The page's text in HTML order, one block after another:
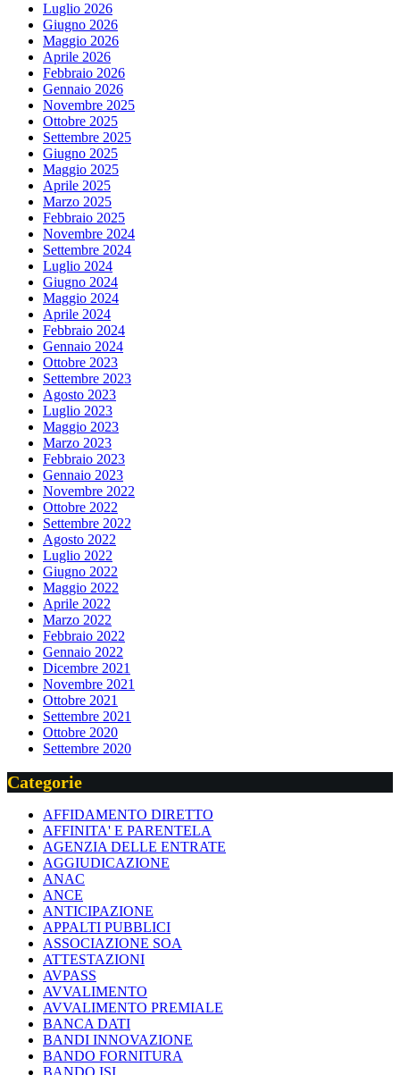
Luglio 2026
Giugno 2026
Maggio 2026
Aprile 2026
Febbraio 2026
Gennaio 2026
Novembre 2025
Ottobre 2025
Settembre 2025
Giugno 2025
Maggio 2025
Aprile 2025
Marzo 2025
Febbraio 2025
Novembre 2024
Settembre 2024
Luglio 2024
Giugno 2024
Maggio 2024
Aprile 2024
Febbraio 2024
Gennaio 2024
Ottobre 2023
Settembre 2023
Agosto 2023
Luglio 2023
Maggio 2023
Marzo 2023
Febbraio 2023
Gennaio 2023
Novembre 2022
Ottobre 2022
Settembre 2022
Agosto 2022
Luglio 2022
Giugno 2022
Maggio 2022
Aprile 2022
Marzo 2022
Febbraio 2022
Gennaio 2022
Dicembre 2021
Novembre 2021
Ottobre 2021
Settembre 2021
Ottobre 2020
Settembre 2020
Categorie
AFFIDAMENTO DIRETTO
AFFINITA' E PARENTELA
AGENZIA DELLE ENTRATE
AGGIUDICAZIONE
ANAC
ANCE
ANTICIPAZIONE
APPALTI PUBBLICI
ASSOCIAZIONE SOA
ATTESTAZIONI
AVPASS
AVVALIMENTO
AVVALIMENTO PREMIALE
BANCA DATI
BANDI INNOVAZIONE
BANDO FORNITURA